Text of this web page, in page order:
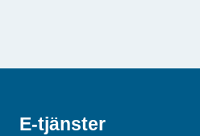
E-tjänster